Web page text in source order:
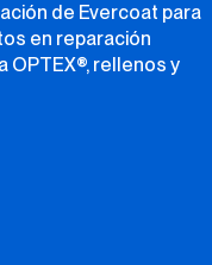
de Evercoat para
en reparación
OPTEX®, rellenos y